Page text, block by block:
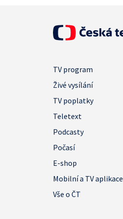
TV program
Živé vysílání
TV poplatky
Teletext
Podcasty
Počasí
E-shop
Mobilní a TV aplikace
Vše o ČT